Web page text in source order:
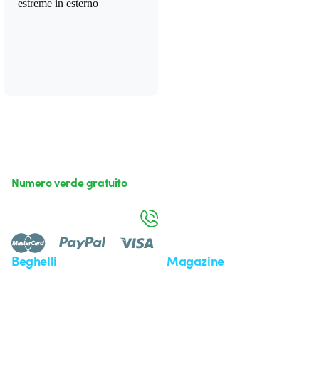
estreme in esterno
Beghelli Magazine
Numero verde gratuito